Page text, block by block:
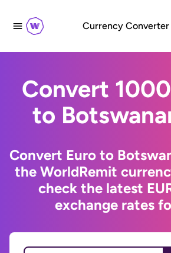
Currency Converter
Convert
to
Convert Euro to
the WorldRemit
check the latest
exchange rates